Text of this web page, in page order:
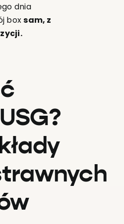
dnia
boxsam, z